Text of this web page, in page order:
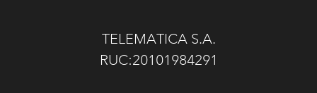
TELEMATICA S.A.
RUC:20101984291